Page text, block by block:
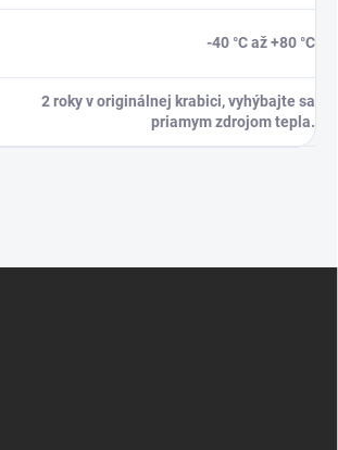
-40 °C až +80 °C
2 roky v originálnej krabici, vyhýbajte sa
priamym zdrojom tepla.